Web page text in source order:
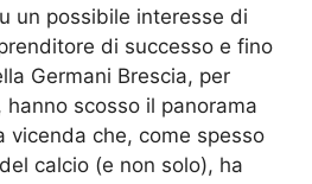
un possibile interesse di
di successo e fino
Germani Brescia, per
hanno scosso il panorama
vicenda che, come spesso
calcio (e non solo), ha